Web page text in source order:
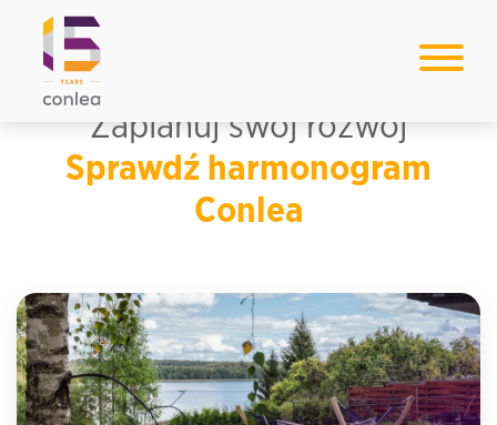
Zaplanuj swój rozwój
Sprawdź harmonogram
Conlea